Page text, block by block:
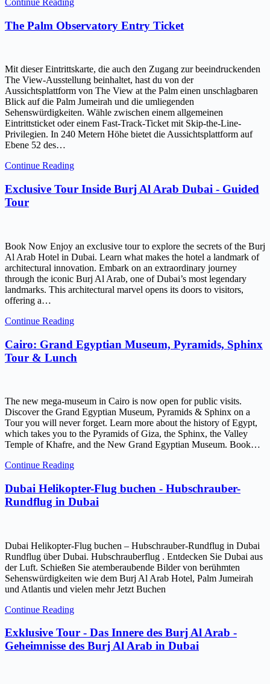
Continue Reading
The Palm Observatory Entry Ticket
Mit dieser Eintrittskarte, die auch den Zugang zur beeindruckenden
The View-Ausstellung beinhaltet, hast du von der
Aussichtsplattform von The View at the Palm einen unschlagbaren
Blick auf die Palm Jumeirah und die umliegenden
Sehenswürdigkeiten. Wähle zwischen einem allgemeinen
Eintrittsticket oder einem Fast-Track-Ticket mit Skip-the-Line-
Privilegien. In 240 Metern Höhe bietet die Aussichtsplattform auf
Ebene 52 des…
Continue Reading
Exclusive Tour Inside Burj Al Arab Dubai - Guided
Tour
Book Now Enjoy an exclusive tour to explore the secrets of the Burj
Al Arab Hotel in Dubai. Learn what makes the hotel a landmark of
architectural innovation. Embark on an extraordinary journey
through the iconic Burj Al Arab, one of Dubai’s most legendary
landmarks. This architectural marvel opens its doors to visitors,
offering a…
Continue Reading
Cairo: Grand Egyptian Museum, Pyramids, Sphinx
Tour & Lunch
The new mega-museum in Cairo is now open for public visits.
Discover the Grand Egyptian Museum, Pyramids & Sphinx on a
Tour you will never forget. Learn more about the history of Egypt,
which takes you to the Pyramids of Giza, the Sphinx, the Valley
Temple of Khafre, and the New Grand Egyptian Museum. Book…
Continue Reading
Dubai Helikopter-Flug buchen - Hubschrauber-
Rundflug in Dubai
Dubai Helikopter-Flug buchen – Hubschrauber-Rundflug in Dubai
Rundflug über Dubai. Hubschrauberflug . Entdecken Sie Dubai aus
der Luft. Schießen Sie atemberaubende Bilder von berühmten
Sehenswürdigkeiten wie dem Burj Al Arab Hotel, Palm Jumeirah
und Atlantis und vielen mehr Jetzt Buchen
Continue Reading
Exklusive Tour - Das Innere des Burj Al Arab -
Geheimnisse des Burj Al Arab in Dubai